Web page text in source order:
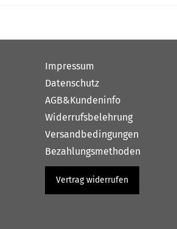
Impressum
Datenschutz
AGB&Kundeninfo
Widerrufsbelehrung
Versandbedingungen
Bezahlungsmethoden
Vertrag widerrufen